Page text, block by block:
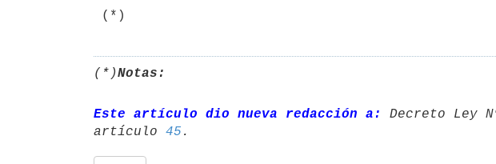
(*)Notas:
Este artículo dio nueva redacción a:
Decreto Ley
artículo 45